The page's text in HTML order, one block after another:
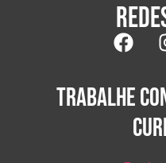
TRABALHE